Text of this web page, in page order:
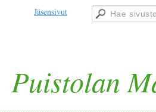
Jäsensivut
Puistolan